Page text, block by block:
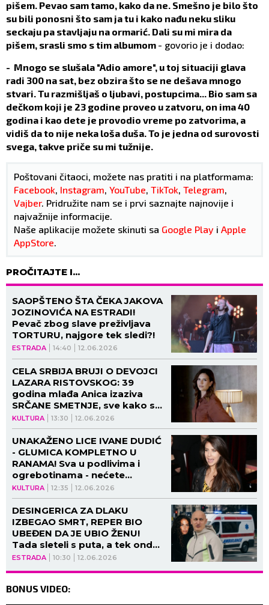
pišem. Pevao sam tamo, kako da ne. Smešno je bilo što
su bili ponosni što sam ja tu i kako nađu neku sliku
seckaju pa stavljaju na ormarić. Dali su mi mira da
pišem, srasli smo s tim albumom - govorio je i dodao:
- Mnogo se slušala "Adio amore", u toj situaciji glava
radi 300 na sat, bez obzira što se ne dešava mnogo
stvari. Tu razmišljaš o ljubavi, postupcima... Bio sam sa
dečkom koji je 23 godine proveo u zatvoru, on ima 40
godina i kao dete je provodio vreme po zatvorima, a
vidiš da to nije neka loša duša. To je jedna od surovosti
svega, takve priče su mi tužnije.
Poštovani čitaoci, možete nas pratiti i na platformama:
Facebook, Instagram, YouTube, TikTok, Telegram,
Vajber. Pridružite nam se i prvi saznajte najnovije i
najvažnije informacije.
Naše aplikacije možete skinuti sa Google Play i Apple
AppStore.
PROČITAJTE I...
ESTRADA 14:40 12.06.2026
SAOPŠTENO ŠTA ČEKA JAKOVA
JOZINOVIĆA NA ESTRADI!
Pevač zbog slave preživljava
TORTURU, najgore tek sledi?!
KULTURA 13:30 12.06.2026
CELA SRBIJA BRUJI O DEVOJCI
LAZARA RISTOVSKOG: 39
godina mlađa Anica izaziva
SRČANE SMETNJE, sve kako se
šetka u 4 zida! (FOTO)
KULTURA 12:35 12.06.2026
UNAKAŽENO LICE IVANE DUDIĆ
- GLUMICA KOMPLETNO U
RANAMA! Sva u podlivima i
ogrebotinama - nećete
verovati šta joj se dogodilo!
ESTRADA 10:30 12.06.2026
DESINGERICA ZA DLAKU
IZBEGAO SMRT, REPER BIO
UBEĐEN DA JE UBIO ŽENU!
Tada sleteli s puta, a tek onda
je usledio pravi HOROR!
BONUS VIDEO: